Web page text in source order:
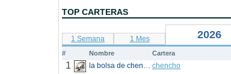
TOP CARTERAS
1 Semana 1 Mes 2026
# Nombre Cartera
1 la bolsa de chencho chencho